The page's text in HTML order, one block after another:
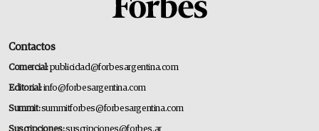
Contactos
Comercial:publicidad@forbesargentina.com
Editorial:info@forbesargentina.com
Summit:summitforbes@forbesargentina.com
Suscripciones:suscripciones@forbes.ar